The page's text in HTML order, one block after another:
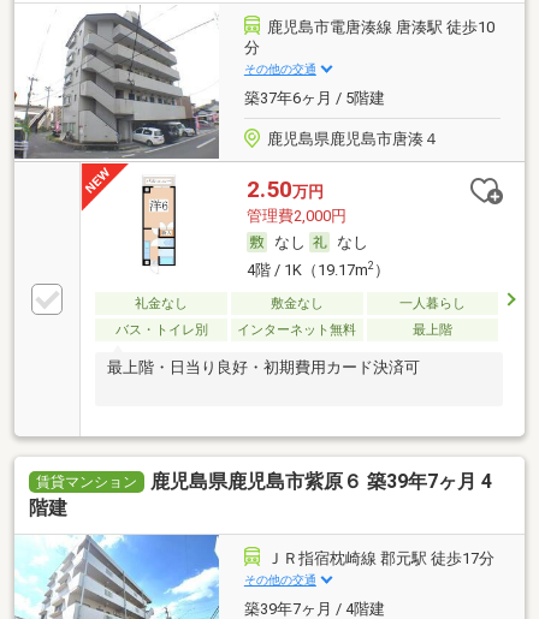
鹿児島市電唐湊線 唐湊駅 徒歩10
分
その他の交通
築37年6ヶ月 / 5階建
鹿児島県鹿児島市唐湊４
2.50万円
管理費2,000円
なし
なし
4階 / 1K（19.17m2）
礼金なし 敷金なし
一人暮らし
バス・トイレ別
インターネット無料 最上階
最上階・日当り良好・初期費用カード決済可
賃貸マンション
鹿児島県鹿児島市紫原６ 築39年7ヶ月 4
階建
ＪＲ指宿枕崎線 郡元駅 徒歩17分
その他の交通
築39年7ヶ月 / 4階建